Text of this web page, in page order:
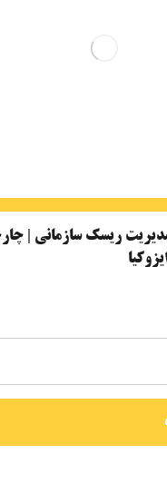
۳۱۰۰۰ و مدیریت ریسک سازمانی |